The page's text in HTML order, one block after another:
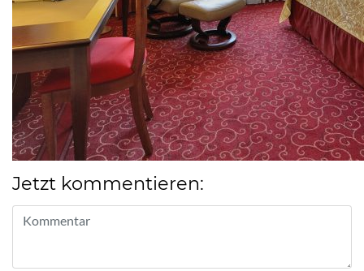
Jetzt kommentieren: